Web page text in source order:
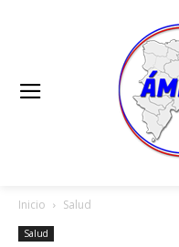
Inicio Salud
Salud